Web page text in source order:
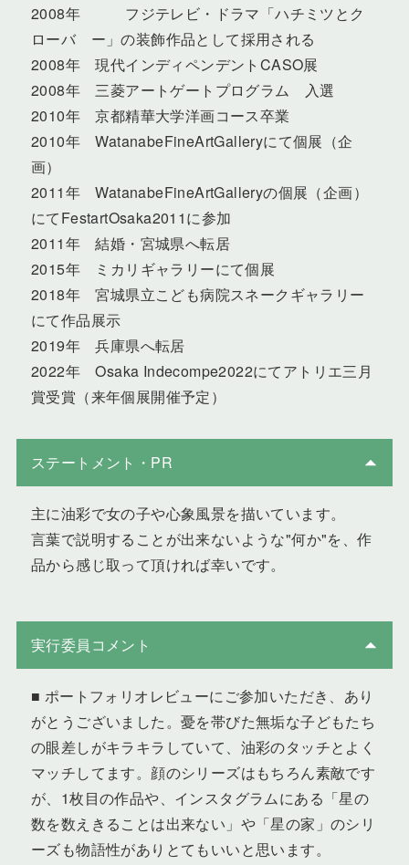
2008年 フジテレビ・ドラマ「ハチミツとク
ローバ ー」の装飾作品として採用される
2008年 現代インディペンデントCASO展
2008年 三菱アートゲートプログラム 入選
2010年 京都精華大学洋画コース卒業
2010年 WatanabeFineArtGalleryにて個展（企
画）
2011年 WatanabeFineArtGalleryの個展（企画）
にてFestartOsaka2011に参加
2011年 結婚・宮城県へ転居
2015年 ミカリギャラリーにて個展
2018年 宮城県立こども病院スネークギャラリー
にて作品展示
2019年 兵庫県へ転居
2022年 Osaka Indecompe2022にてアトリエ三月
賞受賞（来年個展開催予定）
ステートメント・PR
主に油彩で女の子や心象風景を描いています。
言葉で説明することが出来ないような"何か"を、作
品から感じ取って頂ければ幸いです。
実行委員コメント
■ ポートフォリオレビューにご参加いただき、あり
がとうございました。憂を帯びた無垢な子どもたち
の眼差しがキラキラしていて、油彩のタッチとよく
マッチしてます。顔のシリーズはもちろん素敵です
が、1枚目の作品や、インスタグラムにある「星の
数を数えきることは出来ない」や「星の家」のシリ
ーズも物語性がありとてもいいと思います。